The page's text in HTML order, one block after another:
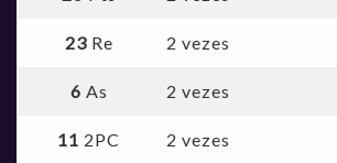
23Re 2 vezes
6 As 2 vezes
11 2PC 2 vezes